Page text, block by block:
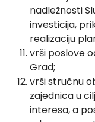
nadležnosti
investicija,
realizaciju
vrši poslove
Grad;
vrši stručnu
zajednica u
interesa, a